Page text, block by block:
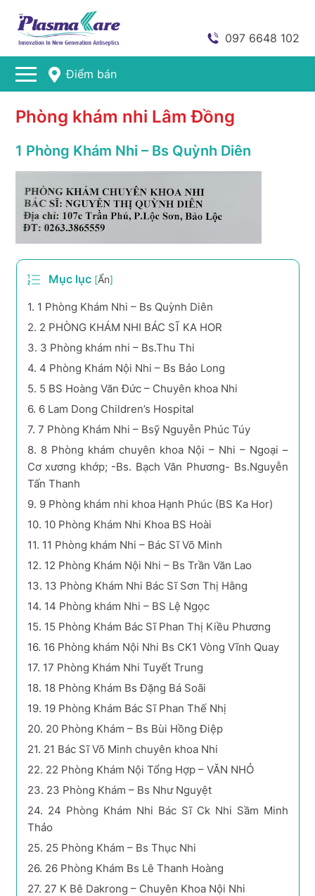
097 6648 102
Điểm bán
Phòng khám nhi Lâm Đồng
1 Phòng Khám Nhi – Bs Quỳnh Diên
Mục lục [Ẩn]
1. 1 Phòng Khám Nhi – Bs Quỳnh Diên
2. 2 PHÒNG KHÁM NHI BÁC SĨ KA HOR
3. 3 Phòng khám nhi – Bs.Thu Thi
4. 4 Phòng Khám Nội Nhi – Bs Bảo Long
5. 5 BS Hoàng Văn Đức – Chuyên khoa Nhi
6. 6 Lam Dong Children’s Hospital
7. 7 Phòng Khám Nhi – Bsỹ Nguyễn Phúc Túy
8. 8 Phòng khám chuyên khoa Nội – Nhi – Ngoại –
Cơ xương khớp; -Bs. Bạch Văn Phương- Bs.Nguyễn
Tấn Thanh
9. 9 Phòng khám nhi khoa Hạnh Phúc (BS Ka Hor)
10. 10 Phòng Khám Nhi Khoa BS Hoài
11. 11 Phòng khám Nhi – Bác Sĩ Võ Minh
12. 12 Phòng Khám Nội Nhi – Bs Trần Văn Lao
13. 13 Phòng Khám Nhi Bác Sĩ Sơn Thị Hằng
14. 14 Phòng khám Nhi – BS Lệ Ngọc
15. 15 Phòng Khám Bác Sĩ Phan Thị Kiều Phương
16. 16 Phòng khám Nội Nhi Bs CK1 Vòng Vĩnh Quay
17. 17 Phòng Khám Nhi Tuyết Trung
18. 18 Phòng Khám Bs Đặng Bá Soãi
19. 19 Phòng Khám Bác Sĩ Phan Thế Nhị
20. 20 Phòng Khám – Bs Bùi Hồng Điệp
21. 21 Bác Sĩ Võ Minh chuyên khoa Nhi
22. 22 Phòng Khám Nội Tổng Hợp – VĂN NHỎ
23. 23 Phòng Khám – Bs Như Nguyệt
24. 24 Phòng Khám Nhi Bác Sĩ Ck Nhi Sầm Minh
Thảo
25. 25 Phòng Khám – Bs Thục Nhi
26. 26 Phòng Khám Bs Lê Thanh Hoàng
27. 27 K Bê Dakrong – Chuyên Khoa Nội Nhi